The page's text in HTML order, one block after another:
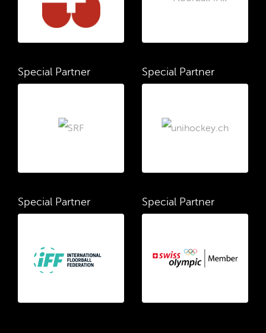
Special Partner Special Partner
Special Partner Special Partner